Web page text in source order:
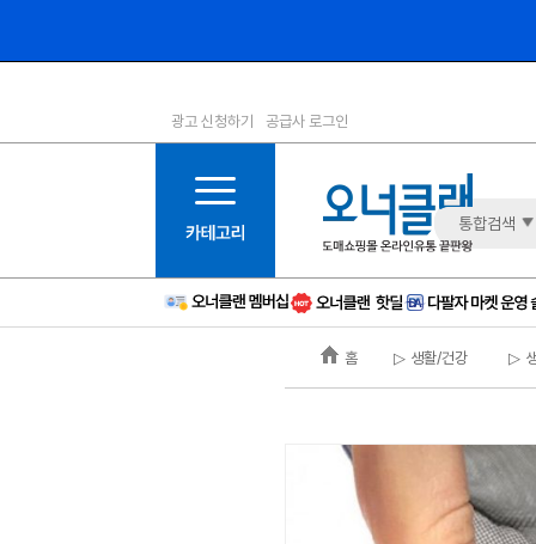
1등급
6등급
11등급
12등급
15등급
16등급
광고 신청하기 공급사 로그인
통합검색
홈 ▷ 생활/건강 ▷